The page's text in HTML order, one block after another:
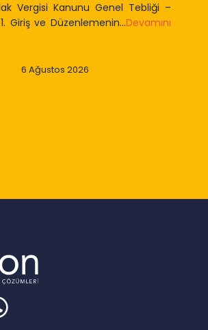
Vergisi Kanunu Genel Tebliği –
Giriş ve Düzenlemenin...Devamını
6 Ağustos 2026